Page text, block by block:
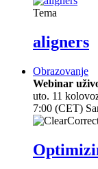
Tema
aligners
Obrazovanje
Webinar
uto. 11
7:00 (CET)